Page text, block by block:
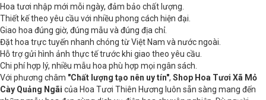
Hoa tươi nhập mới mỗi ngày, đảm bảo chất lượng.
Thiết kế theo yêu cầu với nhiều phong cách hiện đại.
Giao hoa đúng giờ, đúng mẫu và đúng địa chỉ.
Đặt hoa trực tuyến nhanh chóng từ Việt Nam và nước ngoài.
Hỗ trợ gửi hình ảnh thực tế trước khi giao theo yêu cầu.
Chi phí hợp lý, nhiều mẫu hoa phù hợp mọi ngân sách.
Với phương châm "Chất lượng tạo nên uy tín", Shop Hoa Tươi Xã Mỏ
Cày Quảng Ngãi của Hoa Tươi Thiên Hương luôn sẵn sàng mang đến